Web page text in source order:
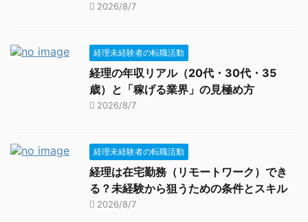
2026/8/7
経理未経験者の転職活動
経理の年収リアル（20代・30代・35
歳）と「稼げる業界」の見極め方
2026/8/7
経理未経験者の転職活動
経理は在宅勤務（リモートワーク）でき
る？未経験から狙うための条件とスキル
2026/8/7